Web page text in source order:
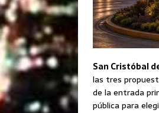
San Cristóbal
las tres
de la entrada
pública para